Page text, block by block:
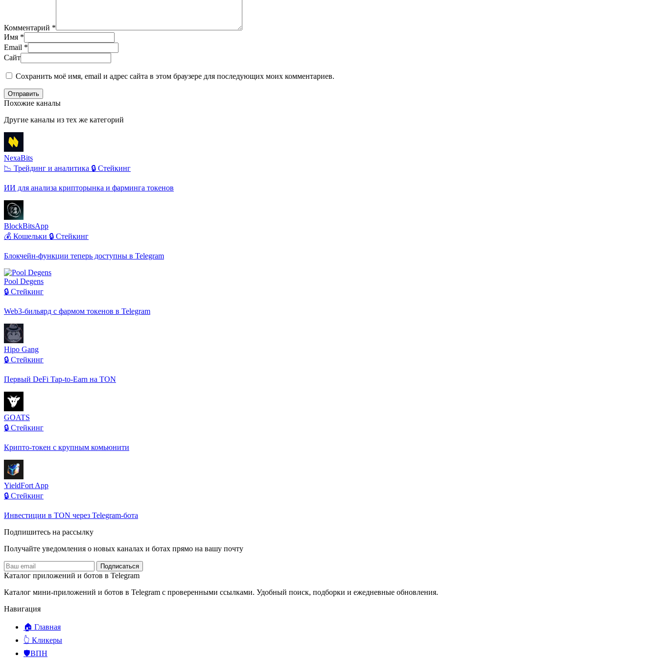
Комментарий *
Имя *
Email *
Сайт
Сохранить моё имя, email и адрес сайта в этом браузере для последующих моих комментариев.
Отправить
Похожие каналы
Другие каналы из тех же категорий
NexaBits
📉 Трейдинг и аналитика 🔒 Стейкинг
ИИ для анализа крипторынка и фарминга токенов
BlockBitsApp
💰 Кошельки 🔒 Стейкинг
Блокчейн-функции теперь доступны в Telegram
Pool Degens
🔒 Стейкинг
Web3-бильярд с фармом токенов в Telegram
Hipo Gang
🔒 Стейкинг
Первый DeFi Tap-to-Earn на TON
GOATS
🔒 Стейкинг
Крипто-токен с крупным комьюнити
YieldFort App
🔒 Стейкинг
Инвестиции в TON через Telegram-бота
Подпишитесь на рассылку
Получайте уведомления о новых каналах и ботаx прямо на вашу почту
Подписаться
Каталог приложений и ботов в Telegram
Каталог мини-приложений и ботов в Telegram с проверенными ссылками. Удобный поиск, подборки и ежедневные обновления.
Навигация
🏠 Главная
👆 Кликеры
🛡️ВПН